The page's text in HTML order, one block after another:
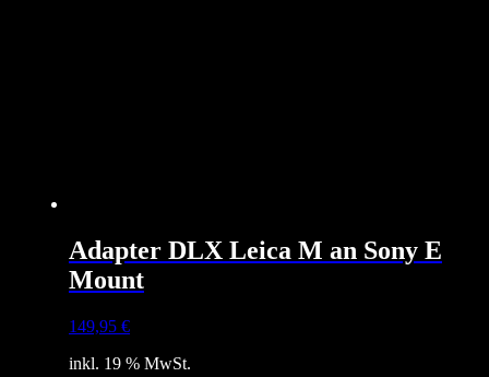
Adapter DLX Leica M an Sony E
Mount
149,95 €
inkl. 19 % MwSt.